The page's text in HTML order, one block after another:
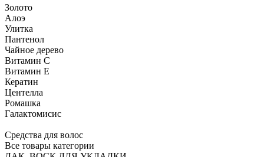
Золото
Алоэ
Улитка
Пантенол
Чайное дерево
Витамин C
Витамин Е
Кератин
Центелла
Ромашка
Галактомисис
Средства для волос
Все товары категории